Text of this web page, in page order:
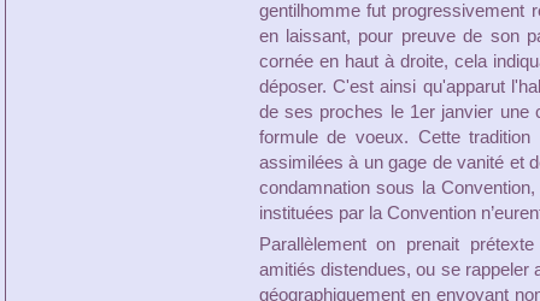
gentilhomme fut progressivement
en laissant, pour preuve de son
cornée en haut à droite, cela
déposer. C'est ainsi qu'apparut
de ses proches le 1er janvier une
formule de voeux. Cette
assimilées à un gage de vanité et
condamnation sous la
instituées par la Convention
Parallèlement on prenait
amitiés distendues, ou se rappeler
géographiquement en envoyant